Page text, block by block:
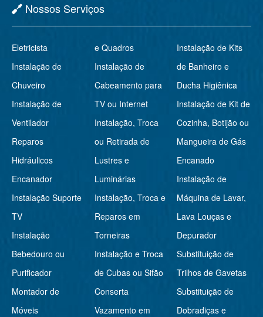
Nossos Serviços
Eletricista
Instalação de
Chuveiro
Instalação de
Ventilador
Reparos
Hidráulicos
Encanador
Instalação Suporte
TV
Instalação
Bebedouro ou
Purificador
Montador de
Móveis
e Quadros
Instalação de
Cabeamento para
TV ou Internet
Instalação, Troca
ou Retirada de
Lustres e
Luminárias
Instalação, Troca e
Reparos em
Torneiras
Instalação e Troca
de Cubas ou Sifão
Conserta
Vazamento em
Instalação de Kits
de Banheiro e
Ducha Higiênica
Instalação de Kit de
Cozinha, Botijão ou
Mangueira de Gás
Encanado
Instalação de
Máquina de Lavar,
Lava Louças e
Depurador
Substituição de
Trilhos de Gavetas
Substituição de
Dobradiças e